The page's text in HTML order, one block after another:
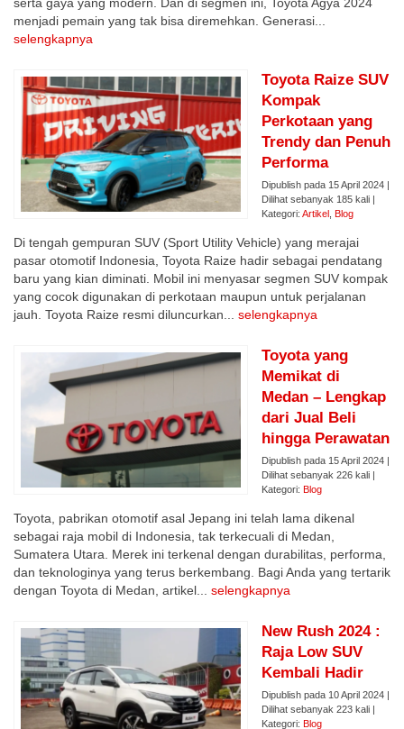
menjadi pemain yang tak bisa diremehkan. Generasi...
selengkapnya
Toyota Raize SUV
Kompak
Perkotaan yang
Trendy dan Penuh
Performa
Dipublish pada 15 April 2024 |
Dilihat sebanyak 185 kali |
Kategori: Artikel Blog
Di tengah gempuran SUV (Sport Utility Vehicle) yang merajai
pasar otomotif Indonesia, Toyota Raize hadir sebagai pendatang
baru yang kian diminati. Mobil ini menyasar segmen SUV kompak
yang cocok digunakan di perkotaan maupun untuk perjalanan
jauh. Toyota Raize resmi diluncurkan... selengkapnya
Toyota yang
Memikat di
Medan – Lengkap
dari Jual Beli
hingga Perawatan
Dipublish pada 15 April 2024 |
Dilihat sebanyak 226 kali |
Kategori: Blog
Toyota, pabrikan otomotif asal Jepang ini telah lama dikenal
sebagai raja mobil di Indonesia, tak terkecuali di Medan,
Sumatera Utara. Merek ini terkenal dengan durabilitas, performa,
dan teknologinya yang terus berkembang. Bagi Anda yang tertarik
dengan Toyota di Medan, artikel... selengkapnya
New Rush 2024 :
Raja Low SUV
Kembali Hadir
Dipublish pada 10 April 2024 |
Dilihat sebanyak 223 kali |
Kategori: Blog